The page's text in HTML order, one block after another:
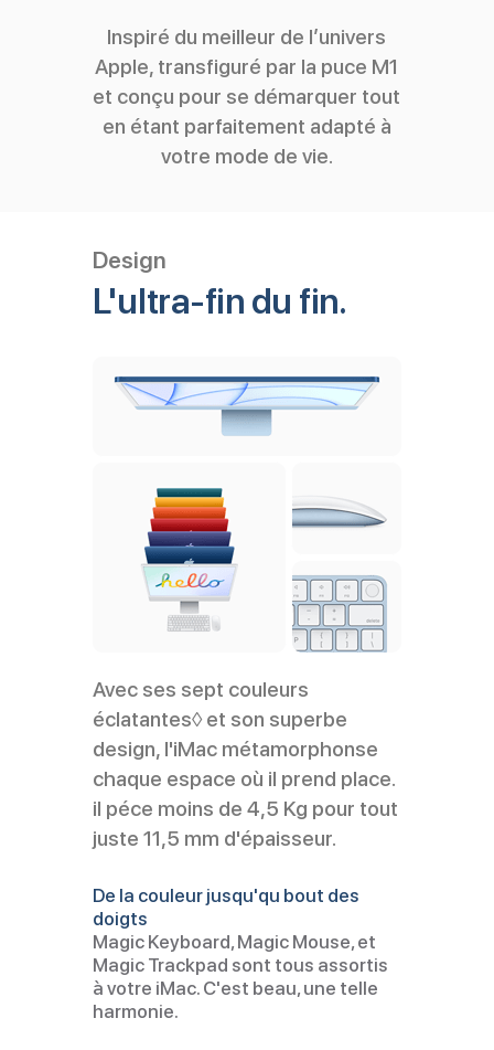
Inspiré du meilleur de l’univers
Apple, transfiguré par la puce M1
et conçu pour se démarquer tout
en étant parfaitement adapté à
votre mode de vie.
Design
L'ultra-fin du fin.
Avec ses sept couleurs
éclatantes◊ et son superbe
design, l'iMac métamorphonse
chaque espace où il prend place.
il péce moins de 4,5 Kg pour tout
juste 11,5 mm d'épaisseur.
De la couleur jusqu'qu bout des
doigts
Magic Keyboard, Magic Mouse, et
Magic Trackpad sont tous assortis
à votre iMac. C'est beau, une telle
harmonie.